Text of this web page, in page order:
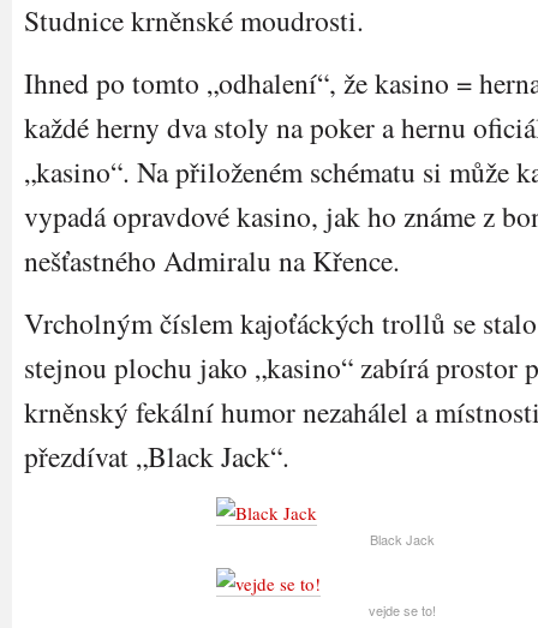
Studnice krněnské moudrosti.
Ihned po tomto „odhalení“, že kasino =
každé herny dva stoly na poker a hernu
„kasino“. Na přiloženém schématu si může
vypadá opravdové kasino, jak ho známe z
nešťastného Admiralu na Křence.
Vrcholným číslem kajoťáckých trollů se
stejnou plochu jako „kasino“ zabírá prostor
krněnský fekální humor nezahálel a
přezdívat „Black Jack“.
Black Jack
vejde se to!